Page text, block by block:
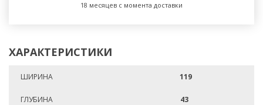
18 месяцев с момента доставки
ХАРАКТЕРИСТИКИ
ШИРИНА 119
ГЛУБИНА 43